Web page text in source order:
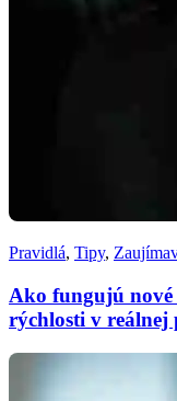
Pravidlá, Tipy,
Ako fungujú nové
rýchlosti v reálnej